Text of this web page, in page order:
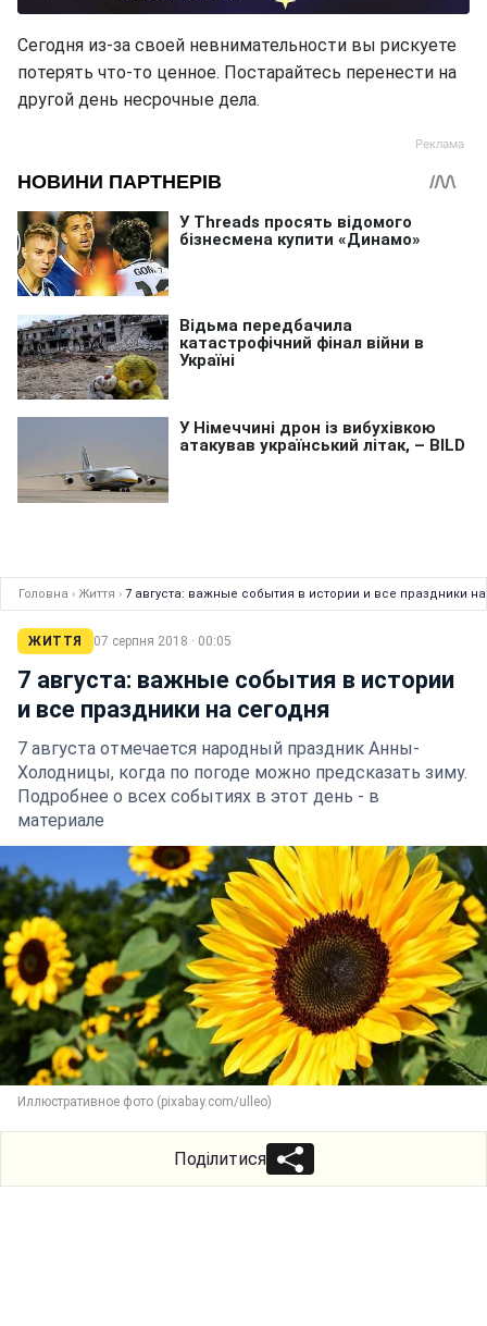
Сегодня из-за своей невнимательности вы рискуете
потерять что-то ценное. Постарайтесь перенести на
другой день несрочные дела.
Головна › Життя › 7 августа: важные события в истории и все праздники
ЖИТТЯ 07 серпня 2018 · 00:05
7 августа: важные события в истории
и все праздники на сегодня
7 августа отмечается народный праздник Анны-
Холодницы, когда по погоде можно предсказать зиму.
Подробнее о всех событиях в этот день - в
материале
Иллюстративное фото (pixabay.com/ulleo)
Поділитися